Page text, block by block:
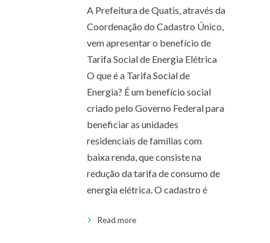
A Prefeitura de Quatis, através da
Coordenação do Cadastro Único,
vem apresentar o benefício de
Tarifa Social de Energia Elétrica
O que é a Tarifa Social de
Energia? É um benefício social
criado pelo Governo Federal para
beneficiar as unidades
residenciais de famílias com
baixa renda, que consiste na
redução da tarifa de consumo de
energia elétrica. O cadastro é
Read more